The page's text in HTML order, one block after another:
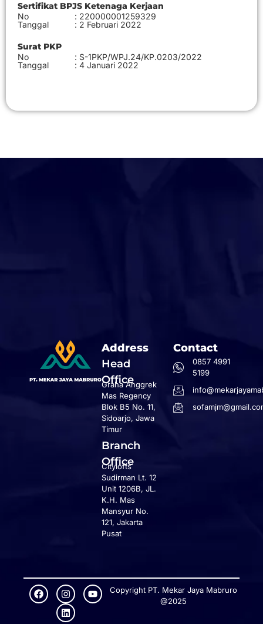
Sertifikat BPJS Ketenaga Kerjaan
No
: 220000001259329
Tanggal
: 2 Februari 2022
Surat PKP
No
: S-1PKP/WPJ.24/KP.0203/2022
Tanggal
: 4 Januari 2022
Address
Head
Office
Graha Anggrek
Mas Regency
Blok B5 No. 11,
Sidoarjo, Jawa
Timur
Branch
Office
Citylofts
Sudirman Lt. 12
Unit 1206B, JL.
K.H. Mas
Mansyur No.
121, Jakarta
Pusat
Contact
0857 4991
5199
Copyright PT. Mekar Jaya Mabruro
@2025